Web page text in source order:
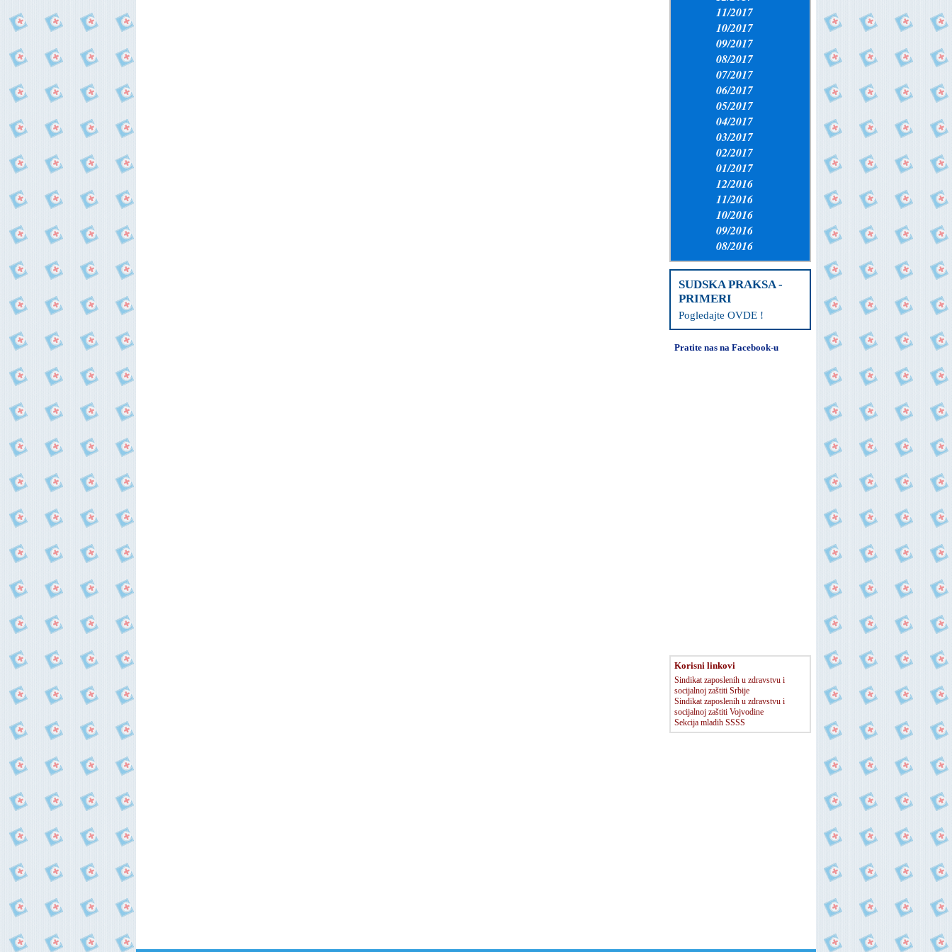
11/2017
10/2017
09/2017
08/2017
07/2017
06/2017
05/2017
04/2017
03/2017
02/2017
01/2017
12/2016
11/2016
10/2016
09/2016
08/2016
SUDSKA PRAKSA -
PRIMERI
Pogledajte OVDE !
Pratite nas na Facebook-u
Korisni linkovi
Sindikat zaposlenih u zdravstvu i
socijalnoj zaštiti Srbije
Sindikat zaposlenih u zdravstvu i
socijalnoj zaštiti Vojvodine
Sekcija mladih SSSS